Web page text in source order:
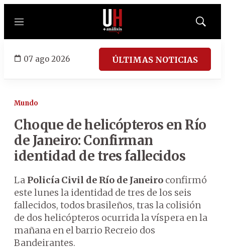
Menú
Mostrar
07 ago 2026 ÚLTIMAS NOTICIAS
Mundo
Choque de helicópteros en Río
de Janeiro: Confirman
identidad de tres fallecidos
La Policía Civil de Río de Janeiro confirmó
este lunes la identidad de tres de los seis
fallecidos, todos brasileños, tras la colisión
de dos helicópteros ocurrida la víspera en la
mañana en el barrio Recreio dos
Bandeirantes.